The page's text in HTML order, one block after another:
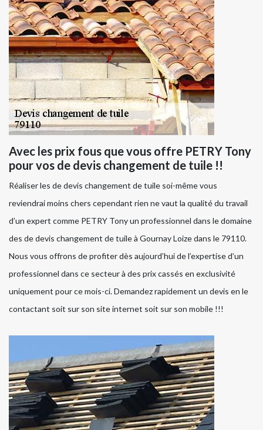
Avec les prix fous que vous offre PETRY Tony
pour vos de devis changement de tuile !!
Réaliser les de devis changement de tuile soi-même vous
reviendrai moins chers cependant rien ne vaut la qualité du travail
d’un expert comme PETRY Tony un professionnel dans le domaine
des de devis changement de tuile à Gournay Loize dans le 79110.
Nous vous offrons de profiter dès aujourd’hui de l’expertise d’un
professionnel dans ce secteur à des prix cassés en exclusivité
uniquement pour ce mois-ci. Demandez rapidement un devis en le
contactant soit sur son site internet soit sur son mobile !!!